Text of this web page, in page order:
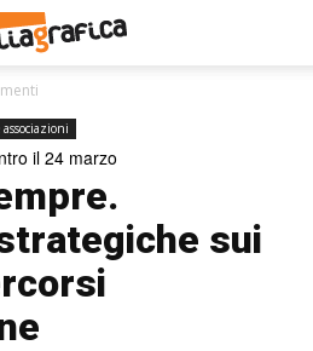
il 24 marzo
sui